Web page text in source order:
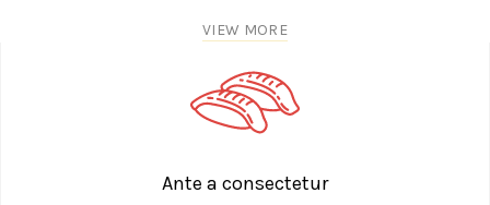
VIEW MORE
Ante a consectetur